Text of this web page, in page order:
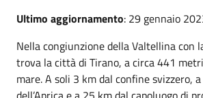
Ultimo aggiornamento: 29 gennaio
Nella congiunzione della Valtellina con
trova la città di Tirano, a circa 441
mare. A soli 3 km dal confine svizzero,